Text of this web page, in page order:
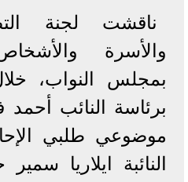
ناقشت لجنة
والأسرة
بمجلس النواب،
برئاسة النائب أحمد
موضوعي طلبي
النائبة ايلاريا